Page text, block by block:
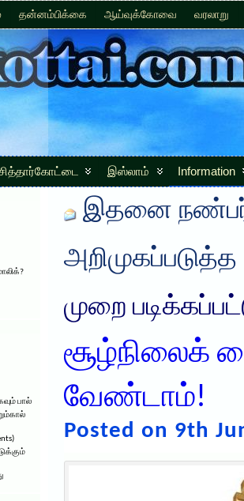
தன்னம்பிக்கை ஆய்வுக்கோவை வரலாறு
இஸ்லாம் Information
பால்
இதனை
அறிமுகப்படுத்த
முறை
சூழ்நிலைக்
வேண்டாம்!
Posted on 9th